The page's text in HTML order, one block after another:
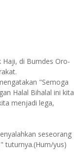
Haji, di Bumdes Oro-
"Semoga
Halal Bihalal ini kita
menjadi lega,
seseorang
tuturnya.(Hum/yus)